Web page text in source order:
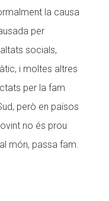
la causa
per
socials,
i moltes altres
per la fam
però en països
no és prou
món, passa fam.